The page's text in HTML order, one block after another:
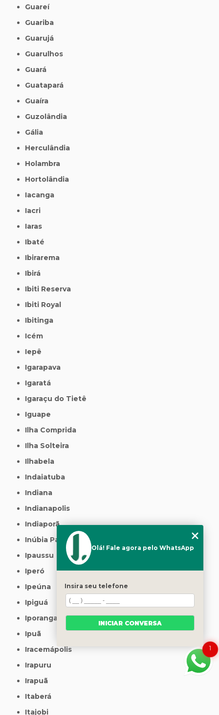
Guareí
Guariba
Guarujá
Guarulhos
Guará
Guatapará
Guaíra
Guzolândia
Gália
Herculândia
Holambra
Hortolândia
Iacanga
Iacri
Iaras
Ibaté
Ibirarema
Ibirá
Ibiti Reserva
Ibiti Royal
Ibitinga
Icém
Iepê
Igarapava
Igaratá
Igaraçu do Tietê
Iguape
Ilha Comprida
Ilha Solteira
Ilhabela
Indaiatuba
Indiana
Indianapolis
Indiaporã
Inúbia Paulista
Ipaussu
Iperó
Ipeúna
Ipiguá
Iporanga
Ipuã
Iracemápolis
Irapuru
Irapuã
Itaberá
Itajobi
1
Olá! Fale agora pelo WhatsApp
Insira seu telefone
INICIAR CONVERSA